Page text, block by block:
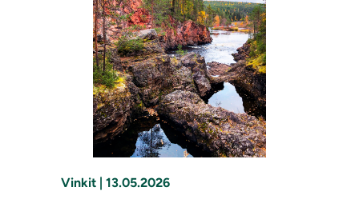
Vinkit | 13.05.2026